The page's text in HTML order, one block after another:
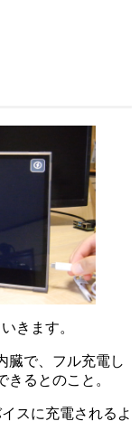
きます。
臓で、フル充電し
きるとのこと。
スに充電される よ